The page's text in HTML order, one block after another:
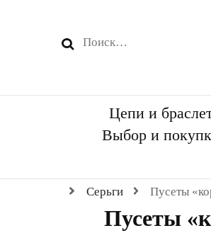
Найти:
Цепи и
Выбор и
Серьги Пусеты
Пусеты